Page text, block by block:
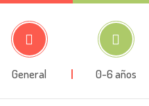
General 0-6 años